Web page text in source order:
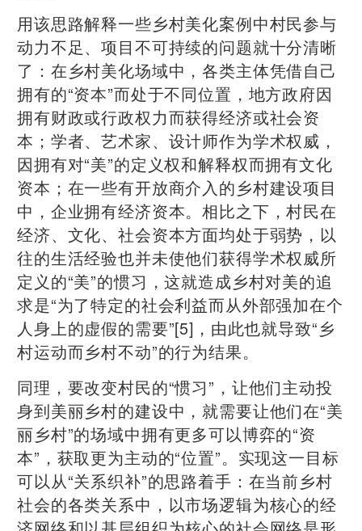
用该思路解释一些乡村美化案例中村民参与
动力不足、项目不可持续的问题就十分清晰
了：在乡村美化场域中，各类主体凭借自己
拥有的“资本”而处于不同位置，地方政府因
拥有财政或行政权力而获得经济或社会资
本；学者、艺术家、设计师作为学术权威，
因拥有对“美”的定义权和解释权而拥有文化
资本；在一些有开放商介入的乡村建设项目
中，企业拥有经济资本。相比之下，村民在
经济、文化、社会资本方面均处于弱势，以
往的生活经验也并未使他们获得学术权威所
定义的“美”的惯习，这就造成乡村对美的追
求是“为了特定的社会利益而从外部强加在个
人身上的虚假的需要”[5]，由此也就导致“乡
村运动而乡村不动”的行为结果。
同理，要改变村民的“惯习”，让他们主动投
身到美丽乡村的建设中，就需要让他们在“美
丽乡村”的场域中拥有更多可以博弈的“资
本”，获取更为主动的“位置”。实现这一目标
可以从“关系织补”的思路着手：在当前乡村
社会的各类关系中，以市场逻辑为核心的经